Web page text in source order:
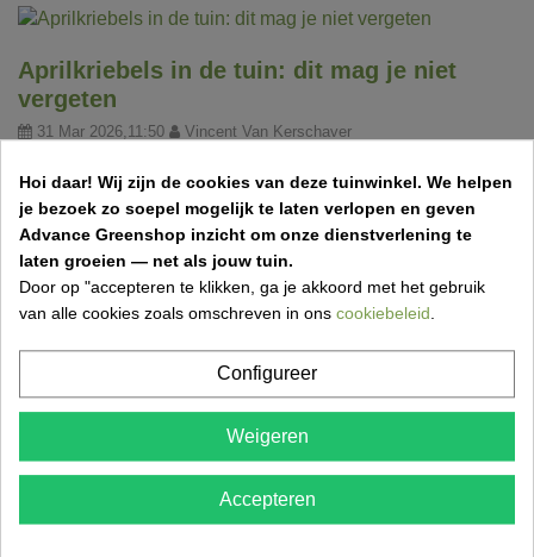
Aprilkriebels in de tuin: dit mag je niet
vergeten
31 Mar 2026,11:50 Vincent Van Kerschaver
Een frisse lentemaand betekent werk in de tuin! Ontdek
wat je in april zeker moet doen om je tuin gezond,...
Grasmatten aanleggen: stap-voor-stap gids
voor een perfect gazon
Wil je snel een mooi, groen gazon? Ontdek hoe je
voorbereiding,...
Hoi daar! Wij zijn de cookies van deze tuinwinkel. We helpen
je bezoek zo soepel mogelijk te laten verlopen en geven
Advance Greenshop inzicht om onze dienstverlening te
laten groeien — net als jouw tuin.
Door op "accepteren te klikken, ga je akkoord met het gebruik
van alle cookies zoals omschreven in ons cookiebeleid
Configureer
Weigeren
Accepteren